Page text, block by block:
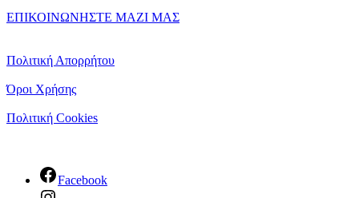
ΕΠΙΚΟΙΝΩΝΗΣΤΕ ΜΑΖΙ ΜΑΣ
Πολιτική Απορρήτου
Όροι Χρήσης
Πολιτική Cookies
Facebook